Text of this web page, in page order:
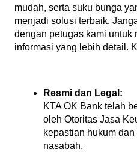
mudah, serta suku bunga
menjadi solusi terbaik.
dengan petugas kami untuk
informasi yang lebih detail.
Resmi dan Legal:
KTA OK Bank telah
oleh Otoritas Jasa
kepastian hukum
nasabah.